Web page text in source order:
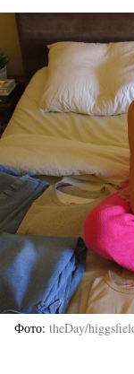
Фото theDay/